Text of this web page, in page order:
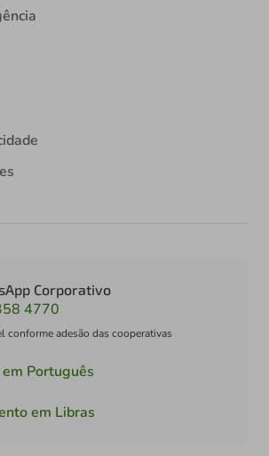
Corporativo
4770
conforme adesão das cooperativas
Português
em Libras